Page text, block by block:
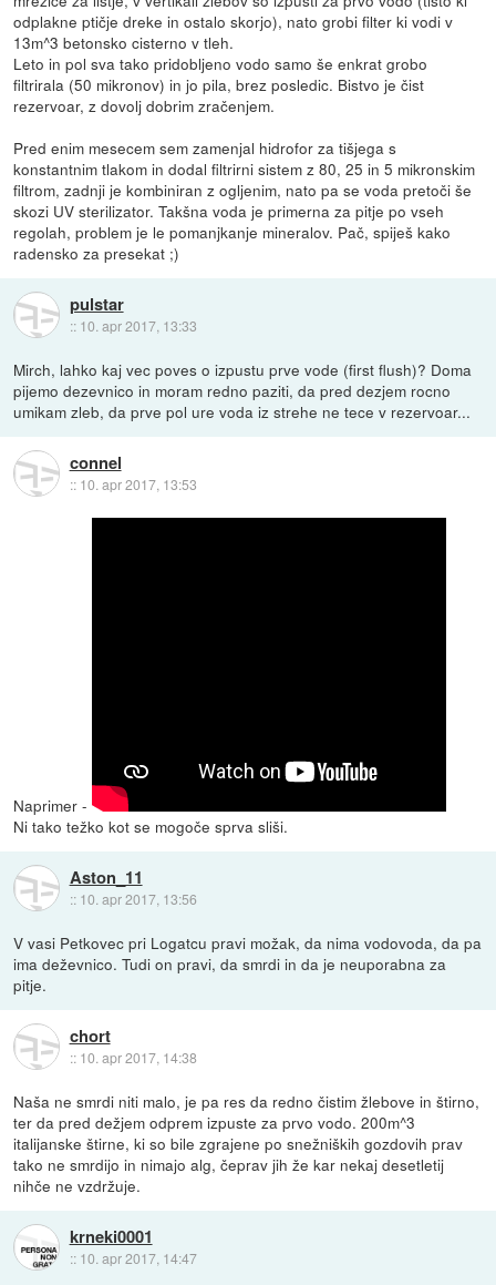
odplakne ptičje dreke in ostalo skorjo), nato grobi filter ki vodi v
13m^3 betonsko cisterno v tleh.
Leto in pol sva tako pridobljeno vodo samo še enkrat grobo
filtrirala (50 mikronov) in jo pila, brez posledic. Bistvo je čist
rezervoar, z dovolj dobrim zračenjem.
Pred enim mesecem sem zamenjal hidrofor za tišjega s
konstantnim tlakom in dodal filtrirni sistem z 80, 25 in 5 mikronskim
filtrom, zadnji je kombiniran z ogljenim, nato pa se voda pretoči še
skozi UV sterilizator. Takšna voda je primerna za pitje po vseh
regolah, problem je le pomanjkanje mineralov. Pač, spiješ kako
radensko za presekat ;)
pulstar
:: 10. apr 2017, 13:33
Mirch, lahko kaj vec poves o izpustu prve vode (first flush)? Doma
pijemo dezevnico in moram redno paziti, da pred dezjem rocno
umikam zleb, da prve pol ure voda iz strehe ne tece v rezervoar...
connel
:: 10. apr 2017, 13:53
Naprimer -
Ni tako težko kot se mogoče sprva sliši.
Aston_11
:: 10. apr 2017, 13:56
V vasi Petkovec pri Logatcu pravi možak, da nima vodovoda, da pa
ima deževnico. Tudi on pravi, da smrdi in da je neuporabna za
pitje.
chort
:: 10. apr 2017, 14:38
Naša ne smrdi niti malo, je pa res da redno čistim žlebove in štirno,
ter da pred dežjem odprem izpuste za prvo vodo. 200m^3
italijanske štirne, ki so bile zgrajene po snežniških gozdovih prav
tako ne smrdijo in nimajo alg, čeprav jih že kar nekaj desetletij
nihče ne vzdržuje.
krneki0001
:: 10. apr 2017, 14:47